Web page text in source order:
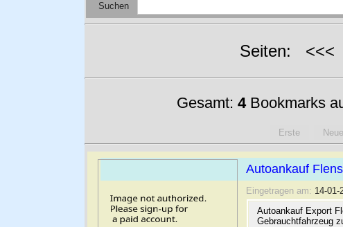
Suchen
Seiten:
Gesamt: 4Bookmarks
Erste
Autoankauf
Eingetragen am: 14-01-
Autoankauf Export
Gebrauchtfahrzeug